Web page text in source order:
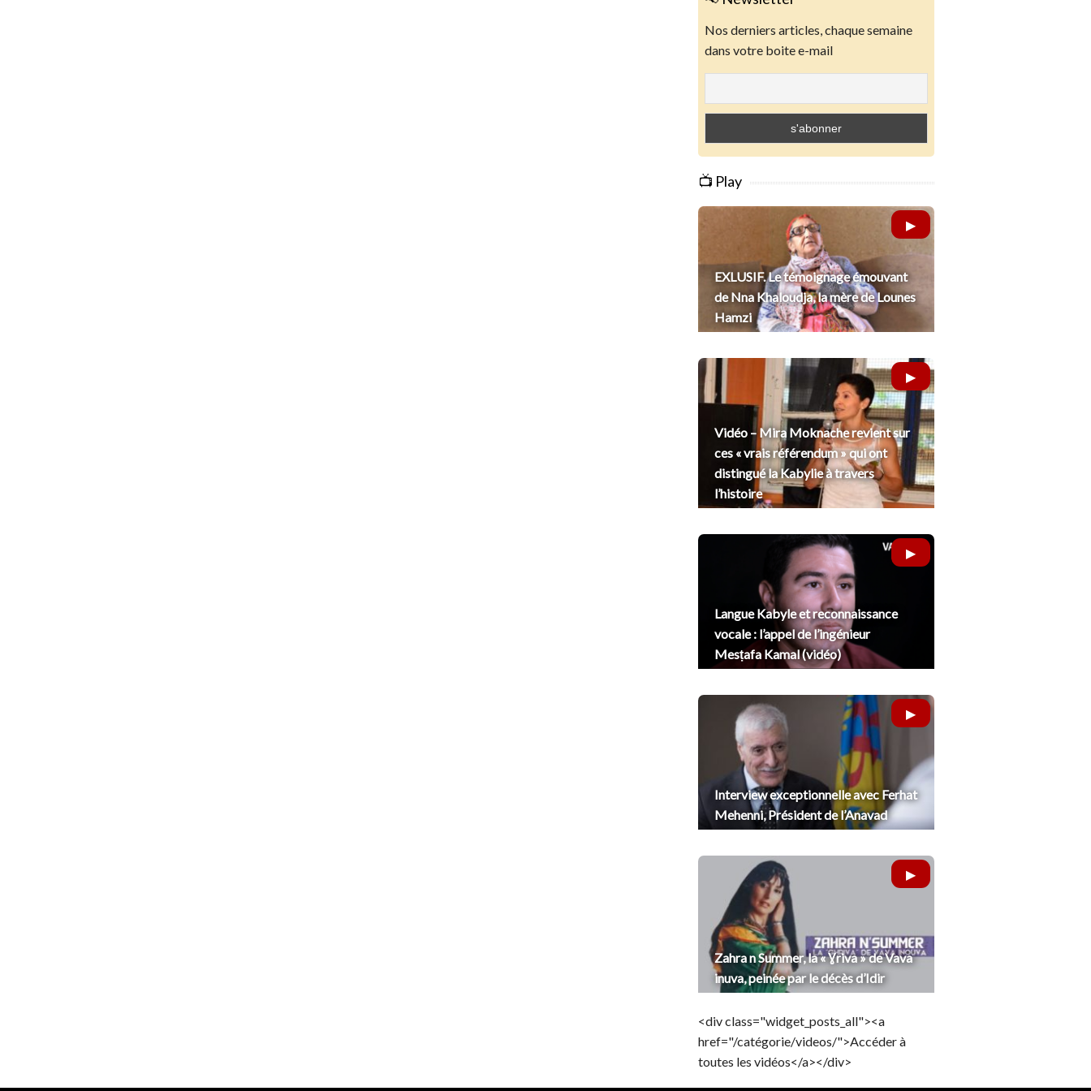
Nos derniers articles, chaque semaine
dans votre boite e-mail
📺 Play
EXLUSIF. Le témoignage émouvant
de Nna Khaloudja, la mère de Lounes
Hamzi
Vidéo – Mira Moknache revient sur
ces « vrais référendum » qui ont
distingué la Kabylie à travers
l’histoire
Langue Kabyle et reconnaissance
vocale : l’appel de l’ingénieur
Mesṭafa Kamal (vidéo)
Interview exceptionnelle avec Ferhat
Mehenni, Président de l’Anavad
Zahra n Summer, la « Ɣriva » de Vava
inuva, peinée par le décès d’Idir
<div class="widget_posts_all"><a
href="/catégorie/videos/">Accéder à
toutes les vidéos</a></div>